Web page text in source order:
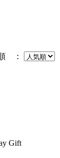
：
Gift